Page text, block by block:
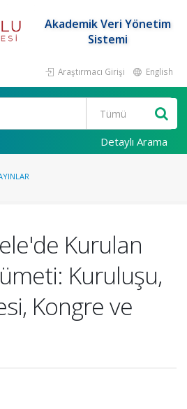
Akademik Veri Yönetim
Sistemi
Araştırmacı Girişi English
Detaylı Arama
Kurulan
Kuruluşu,
Kongre ve